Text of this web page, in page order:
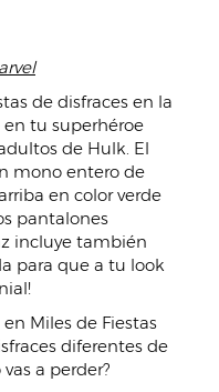
de disfraces en la
tu superhéroe
de Hulk. El
mono entero de
en color verde
pantalones
incluye también
para que a tu look
en Miles de Fiestas
diferentes de
a perder?